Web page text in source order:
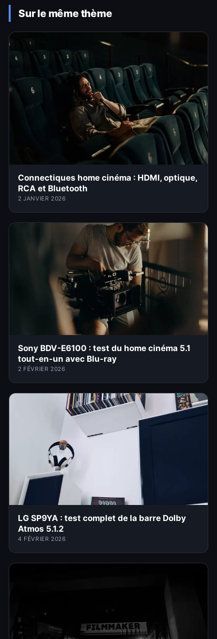
Sur le même thème
Connectiques home cinéma : HDMI, optique,
RCA et Bluetooth
2 JANVIER 2026
Sony BDV-E6100 : test du home cinéma 5.1
tout-en-un avec Blu-ray
2 FÉVRIER 2026
LG SP9YA : test complet de la barre Dolby
Atmos 5.1.2
4 FÉVRIER 2026